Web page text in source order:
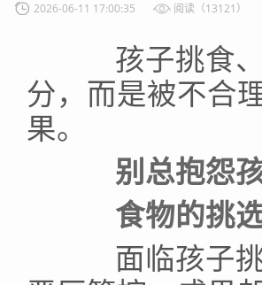
2026-06-11 17:00:35 阅读（13121）
孩子挑食、
分，而是被不合
果。
别总抱怨
食物的挑选
面临孩子挑